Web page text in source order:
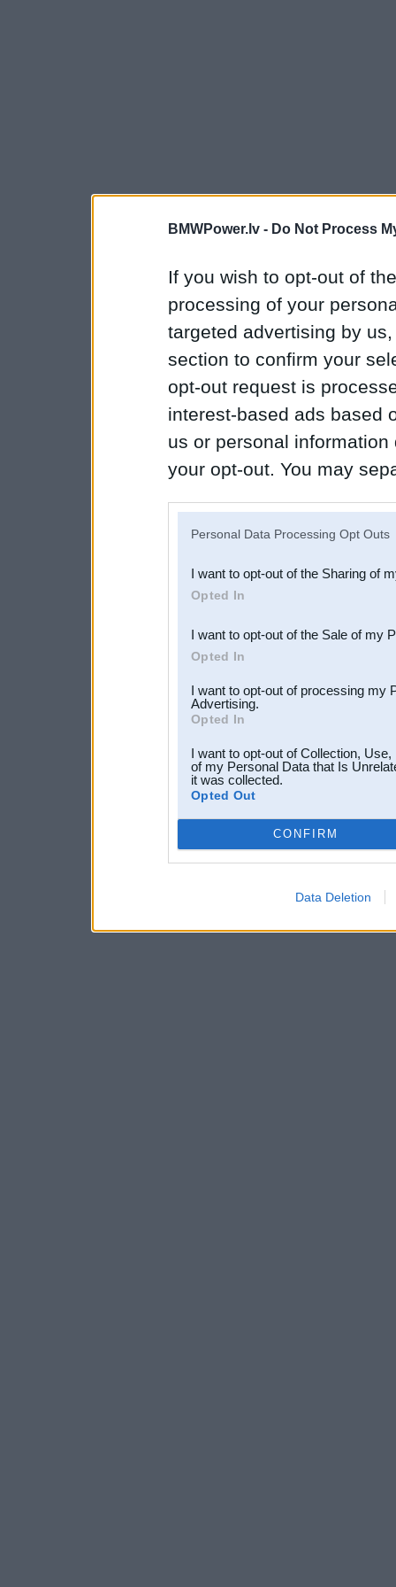
BMWPower.lv - Do Not Process
If you wish to opt-out of
processing of your
targeted advertising by
section to confirm your
opt-out request is
interest-based ads based
us or personal
your opt-out. You may
Downstream Participants
third parties.
Personal Data Processing Opt Outs
I want to opt-out of the Sharing of
Opted In
I want to opt-out of the Sale of my
Opted In
I want to opt-out of processing my
Advertising.
Opted In
I want to opt-out of Collection,
of my Personal Data that Is
it was collected.
Opted Out
CONFIRM
Data Deletion